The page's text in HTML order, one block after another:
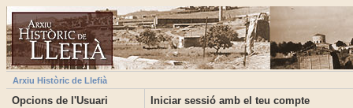
Arxiu Històric de Llefià
Opcions de l'Usuari Iniciar sessió amb el teu compte